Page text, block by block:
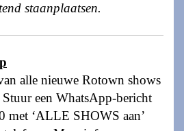
staanplaatsen.
alle nieuwe Rotown shows
een WhatsApp-bericht
met ‘ALLE SHOWS aan’